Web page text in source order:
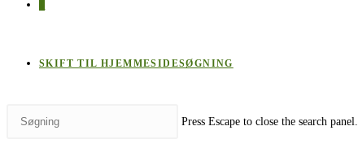
SKIFT TIL HJEMMESIDESØGNING
Press Escape to close the search panel.